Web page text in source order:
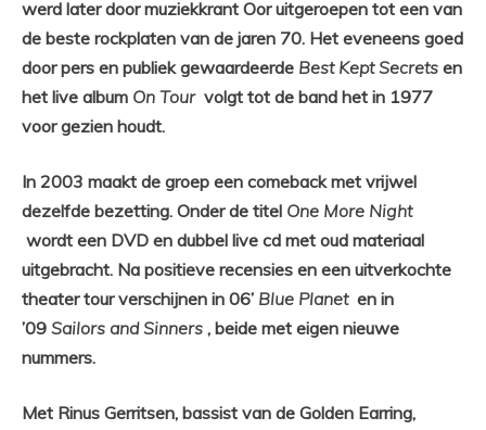
werd later door muziekkrant Oor uitgeroepen tot een van
de beste rockplaten van de jaren 70. Het eveneens goed
door pers en publiek gewaardeerde Best Kept Secrets en
het live album On Tour volgt tot de band het in 1977
voor gezien houdt.
In 2003 maakt de groep een comeback met vrijwel
dezelfde bezetting. Onder de titel One More Night
wordt een DVD en dubbel live cd met oud materiaal
uitgebracht. Na positieve recensies en een uitverkochte
theater tour verschijnen in 06’ Blue Planet en in
’09 Sailors and Sinners , beide met eigen nieuwe
nummers.
Met Rinus Gerritsen, bassist van de Golden Earring,